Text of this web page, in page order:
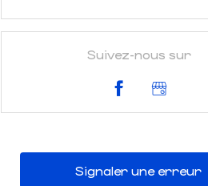
Suivez-nous sur
Signaler une erreur